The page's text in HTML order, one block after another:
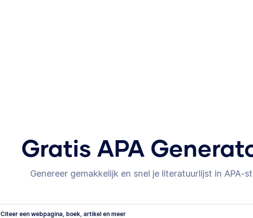
Gratis APA
Genereer gemakkelijk en snel je literatuurlijst in APA-
Citeer een webpagina, boek, artikel en meer